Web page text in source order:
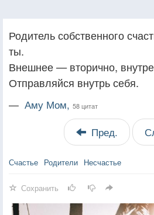
Родитель собственного
ты.
Внешнее — вторично,
Отправляйся внутрь себя.
— Аму Мом, 58 цитат
Пред.
Счастье Родители Несчастье
Сохранить